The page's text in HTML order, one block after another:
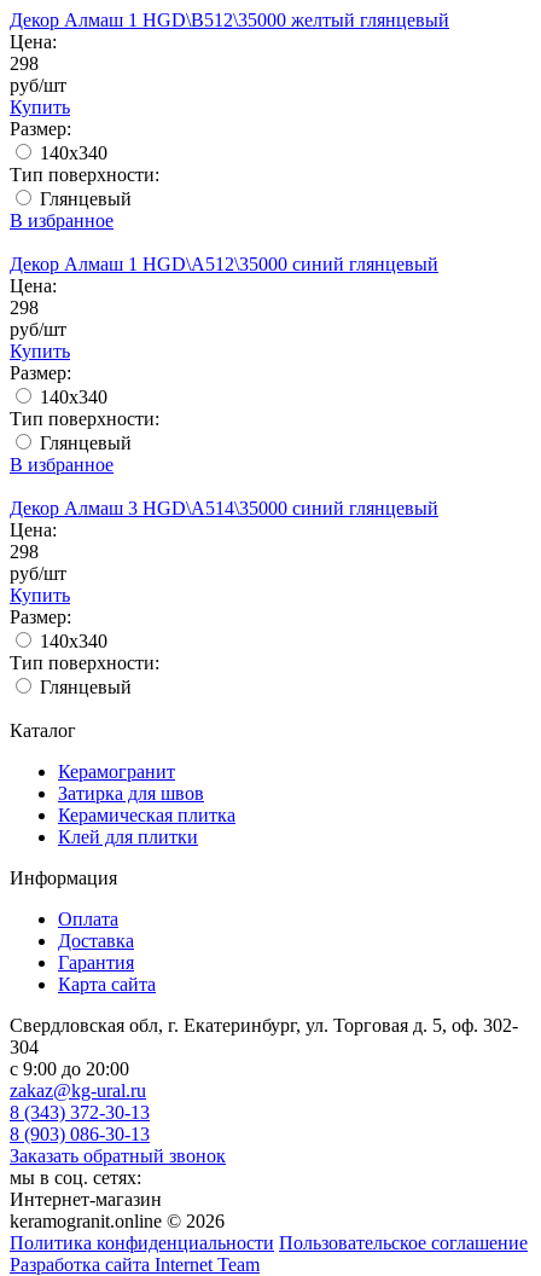
Декор Алмаш 1 HGD\B512\35000 желтый глянцевый
Цена:
298
руб/шт
Купить
Размер:
140x340
Тип поверхности:
Глянцевый
В избранное
Декор Алмаш 1 HGD\A512\35000 синий глянцевый
Цена:
298
руб/шт
Купить
Размер:
140x340
Тип поверхности:
Глянцевый
В избранное
Декор Алмаш 3 HGD\A514\35000 синий глянцевый
Цена:
298
руб/шт
Купить
Размер:
140x340
Тип поверхности:
Глянцевый
Каталог
Керамогранит
Затирка для швов
Керамическая плитка
Клей для плитки
Информация
Оплата
Доставка
Гарантия
Карта сайта
Свердловская обл, г. Екатеринбург, ул. Торговая д. 5, оф. 302-
304
c 9:00 до 20:00
zakaz@kg-ural.ru
8 (343) 372-30-13
8 (903) 086-30-13
Заказать обратный звонок
мы в соц. сетях:
Интернет-магазин
keramogranit.online © 2026
Политика конфиденциальности Пользовательское соглашение
Разработка сайта Internet Team